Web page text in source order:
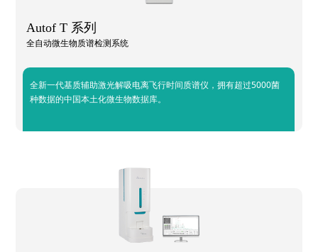
Autof T 系列
全自动微生物质谱检测系统
全新一代基质辅助激光解吸电离飞行时间质谱仪，拥有超过5000菌
种数据的中国本土化微生物数据库。